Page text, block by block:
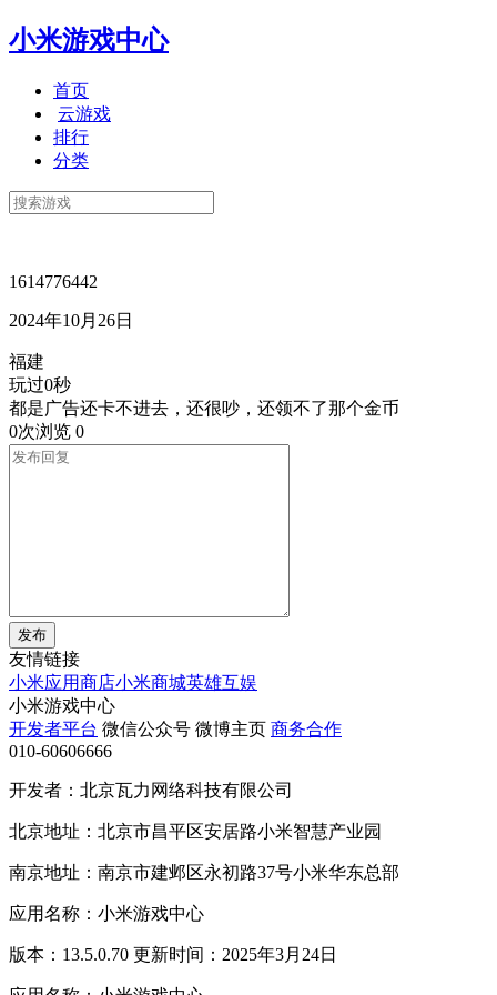
小米游戏中心
首页
云游戏
排行
分类
1614776442
2024年10月26日
福建
玩过0秒
都是广告还卡不进去，还很吵，还领不了那个金币
0次浏览 0
发布
友情链接
小米应用商店小米商城英雄互娱
小米游戏中心
开发者平台 微信公众号 微博主页 商务合作
010-60606666
开发者：北京瓦力网络科技有限公司
北京地址：北京市昌平区安居路小米智慧产业园
南京地址：南京市建邺区永初路37号小米华东总部
应用名称：小米游戏中心
版本：13.5.0.70 更新时间：2025年3月24日